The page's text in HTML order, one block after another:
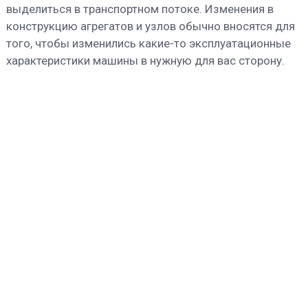
выделиться в транспортном потоке. Изменения в
конструкцию агрегатов и узлов обычно вносятся для
того, чтобы изменились какие-то эксплуатационные
характеристики машины в нужную для вас сторону.